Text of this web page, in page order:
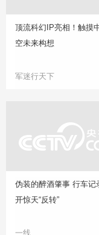
顶流科幻IP亮相！触摸
空未来构想
军迷行天下
伪装的醉酒肇事 行车记
开惊天“反转”
一线